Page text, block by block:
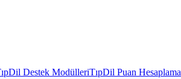
Destek ModülleriTıpDil Puan Hesaplama